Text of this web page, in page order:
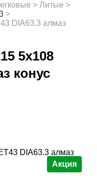
> Литые >
>
DIA63.3 алмаз
5x108
конус
Акция